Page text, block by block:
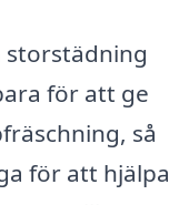
storstädning
för att ge
så
för att hjälpa